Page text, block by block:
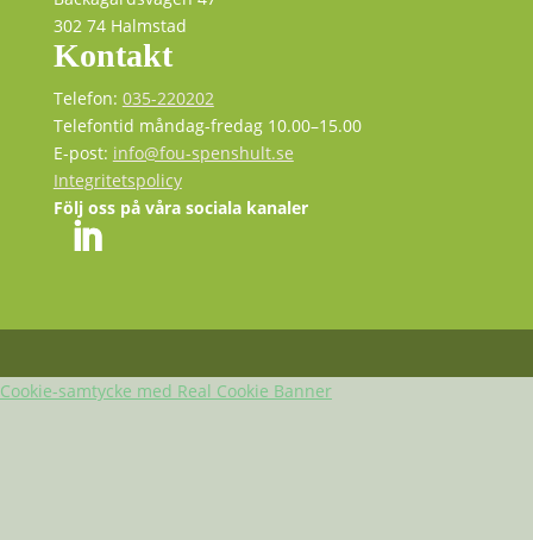
302 74 Halmstad
Kontakt
Telefon: 035-220202
Telefontid måndag-fredag 10.00–15.00
E-post: info@fou-spenshult.se
Integritetspolicy
Följ oss på våra sociala kanaler
Cookie-samtycke med Real Cookie Banner